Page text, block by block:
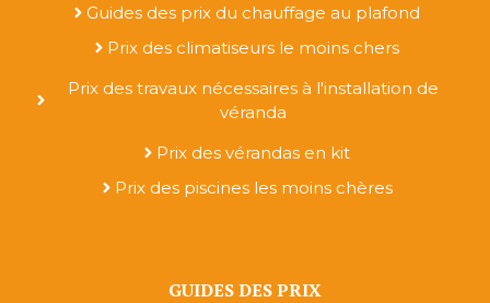
Guides des prix du chauffage au plafond
Prix des climatiseurs le moins chers
Prix des travaux nécessaires à l'installation de
véranda
Prix des vérandas en kit
Prix des piscines les moins chères
GUIDES DES PRIX